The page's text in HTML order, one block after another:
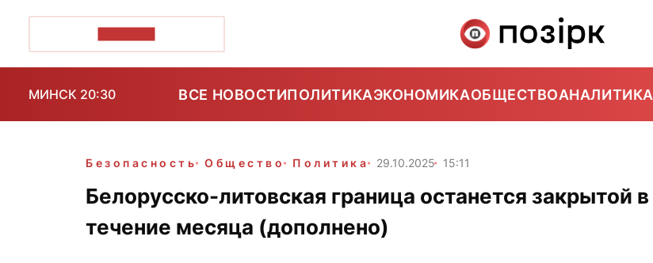
МИНСК 20:30 ВСЕ НОВОСТИПОЛИТИКАЭКОНОМИКАОБЩЕСТВОАНАЛИТИКА
Безопасность Общество Политика 29.10.2025 15:11
Белорусско-литовская граница останется закрытой в
течение месяца (дополнено)